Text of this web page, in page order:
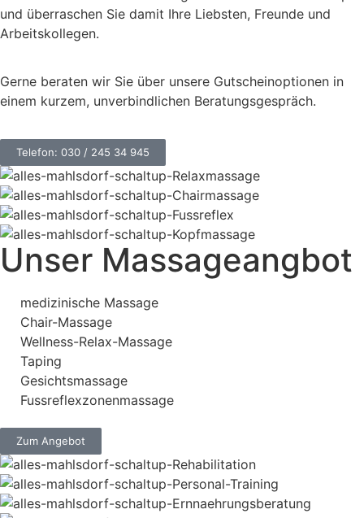
und überraschen Sie damit Ihre Liebsten, Freunde und
Arbeitskollegen.
Gerne beraten wir Sie über unsere Gutscheinoptionen in
einem kurzem, unverbindlichen Beratungsgespräch.
Telefon: 030 / 245 34 945
Unser Massageangbot
medizinische Massage
Chair-Massage
Wellness-Relax-Massage
Taping
Gesichtsmassage
Fussreflexzonenmassage
Zum Angebot